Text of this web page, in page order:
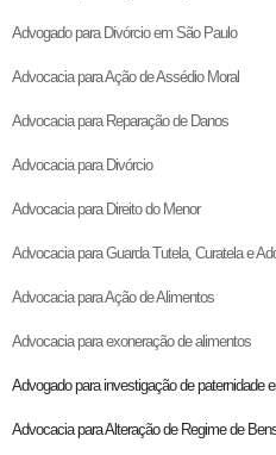
Advogado para Divórcio em São Paulo
Advocacia para Ação de Assédio Moral
Advocacia para Reparação de Danos
Advocacia para Divórcio
Advocacia para Direito do Menor
Advocacia para Guarda Tutela, Curatela e
Advocacia para Ação de Alimentos
Advocacia para exoneração de alimentos
Advogado para investigação de paternidade
Advocacia para Alteração de Regime de